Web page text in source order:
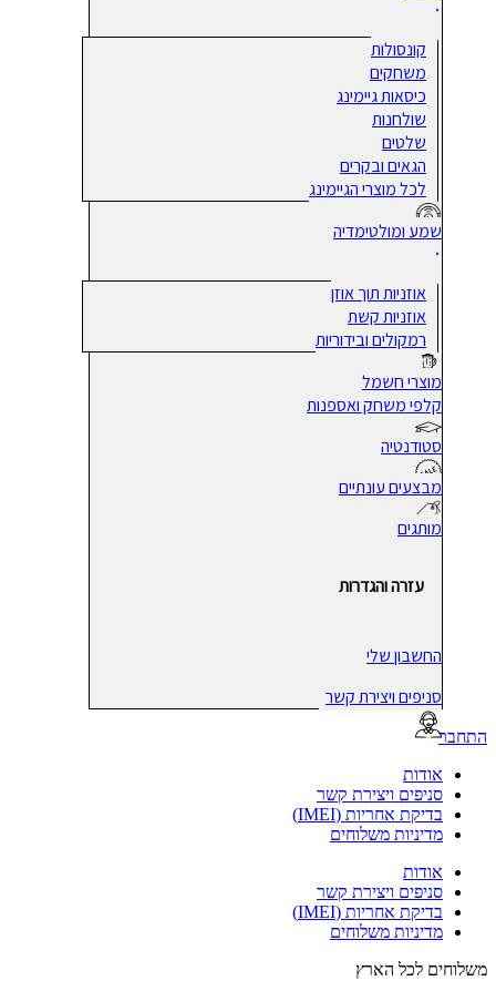
קונסולות
משחקים
כיסאות גיימינג
שולחנות
שלטים
הגאים ובקרים
לכל מוצרי הגיימינג
שמע ומולטימדיה
אוזניות תוך אוזן
אוזניות קשת
רמקולים ובידוריות
מוצרי חשמל
קלפי משחק ואספנות
סטודנטיה
מבצעים עונתיים
מותגים
עזרה והגדרות
החשבון שלי
סניפים ויצירת קשר
אודות
סניפים ויצירת קשר
בדיקת אחריות (IMEI)
מדיניות משלוחים
אודות
סניפים ויצירת קשר
בדיקת אחריות (IMEI)
מדיניות משלוחים
לכל הארץ